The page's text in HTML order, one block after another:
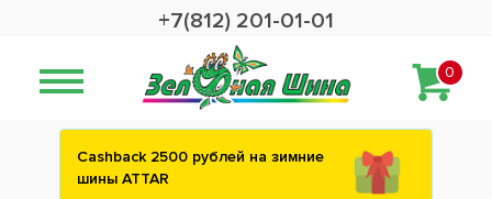
+7(812) 201-01-01
0
Сashback 2500 рублей на зимние
шины ATTAR